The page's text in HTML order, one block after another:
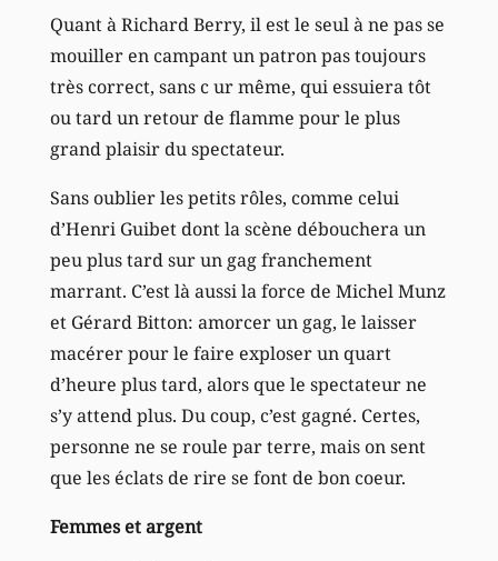
Quant à Richard Berry, il est le seul à ne pas se
mouiller en campant un patron pas toujours
très correct, sans c ur même, qui essuiera tôt
ou tard un retour de flamme pour le plus
grand plaisir du spectateur.
Sans oublier les petits rôles, comme celui
d’Henri Guibet dont la scène débouchera un
peu plus tard sur un gag franchement
marrant. C’est là aussi la force de Michel Munz
et Gérard Bitton: amorcer un gag, le laisser
macérer pour le faire exploser un quart
d’heure plus tard, alors que le spectateur ne
s’y attend plus. Du coup, c’est gagné. Certes,
personne ne se roule par terre, mais on sent
que les éclats de rire se font de bon coeur.
Femmes et argent